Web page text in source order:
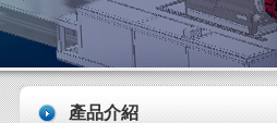
產品介紹